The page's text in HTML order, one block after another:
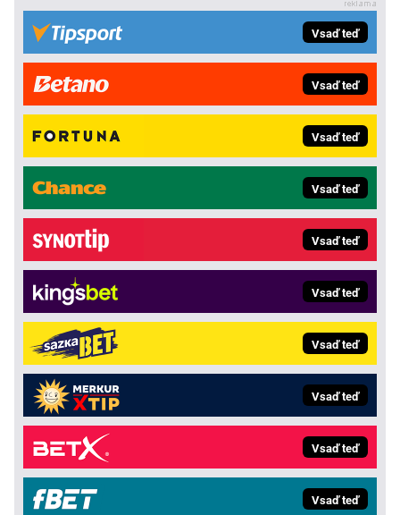
Vsaď teď
Vsaď teď
Vsaď teď
Vsaď teď
Vsaď teď
Vsaď teď
Vsaď teď
Vsaď teď
Vsaď teď
Vsaď teď